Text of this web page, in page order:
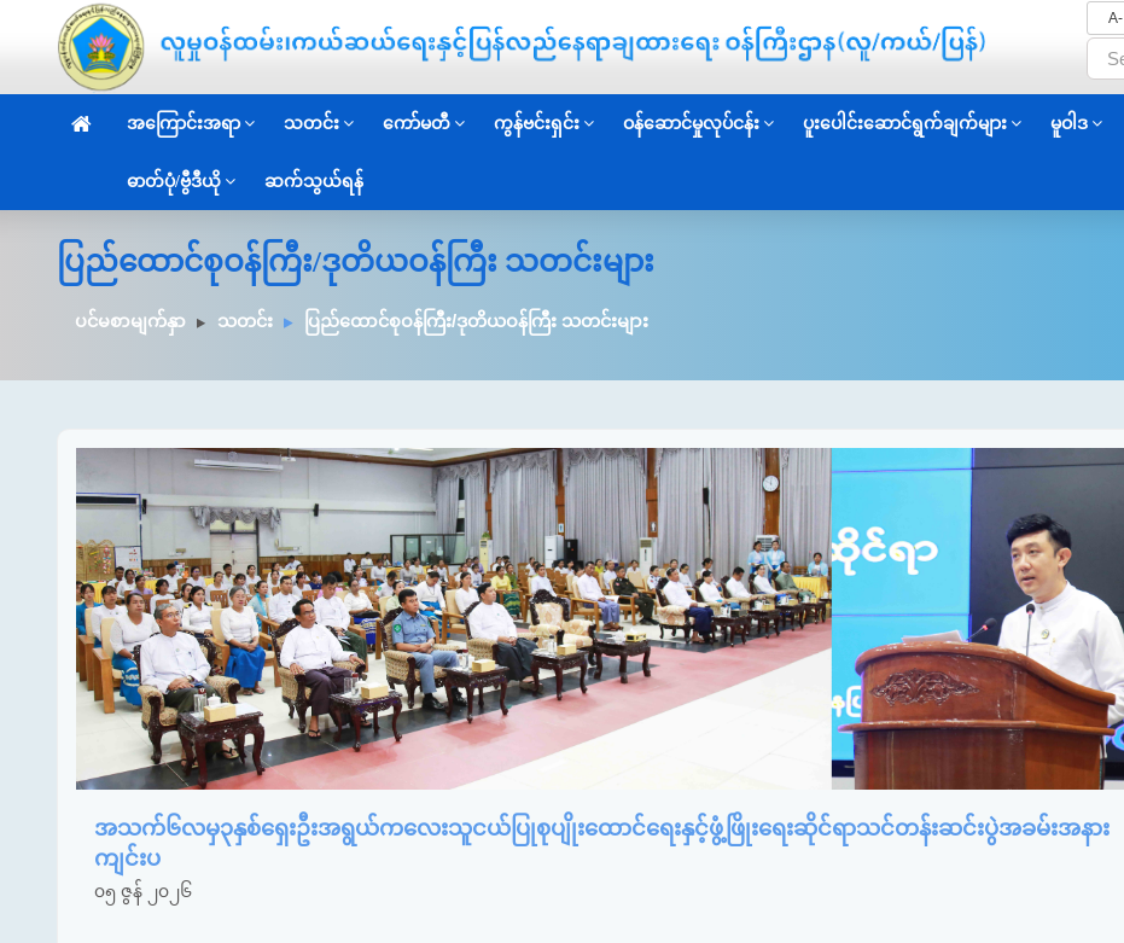
A-
အကြောင်းအရာ သတင်း ကော်မတီ ကွန်ဗင်းရှင်း ဝန်ဆောင်မှုလုပ်ငန်း ပူးပေါင်းဆောင်ရွက်ချက်များ မူဝါဒ
ဓာတ်ပုံ/ဗွီဒီယို ဆက်သွယ်ရန်
ပြည်ထောင်စုဝန်ကြီး/ဒုတိယဝန်ကြီး သတင်းများ
ပင်မစာမျက်နှာ သတင်း ပြည်ထောင်စုဝန်ကြီး/ဒုတိယဝန်ကြီး သတင်းများ
အသက်၆လမှ၃နှစ်ရှေးဦးအရွယ်ကလေးသူငယ်ပြုစုပျိုးထောင်ရေးနှင့်ဖွံ့ဖြိုးရေးဆိုင်ရာသင်တန်းဆင်းပွဲအခမ်းအနား
ကျင်းပ
၀၅ ဇွန် ၂၀၂၆